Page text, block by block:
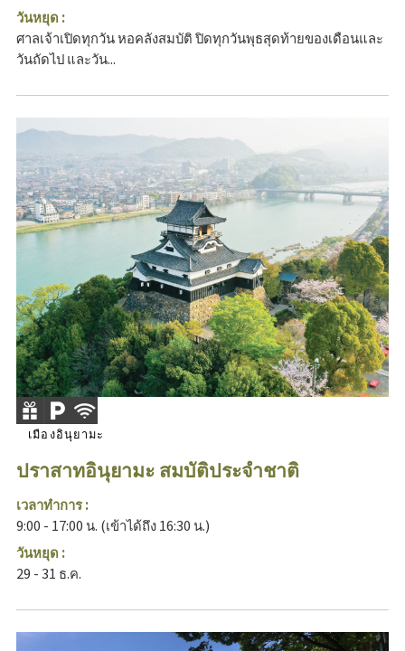
วันหยุด :
ศาลเจ้าเปิดทุกวัน หอคลังสมบัติ ปิดทุกวันพุธสุดท้ายของเดือนและ
วันถัดไป และวัน...
เมืองอินุยามะ
ปราสาทอินุยามะ สมบัติประจำชาติ
เวลาทำการ :
9:00 - 17:00 น. (เข้าได้ถึง 16:30 น.)
วันหยุด :
29 - 31 ธ.ค.